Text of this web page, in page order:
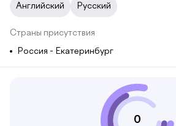
Английский Русский
Страны присутствия
Россия - Екатеринбург
0